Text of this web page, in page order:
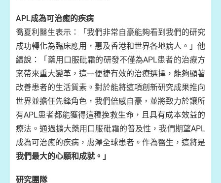
APL成為可治癒的疾病
喬夏利醫生表示：「我們非常自豪能夠看到我們的研究
成功轉化為臨床應用，惠及香港和世界各地病人。」他
續說：「藥用口服砒霜的研發不僅為APL患者的治療方
案帶來重大變革，這一便捷有效的治療選擇，能夠顯著
改善患者的生活質素。對於能將這項創新研究成果推向
世界並擔任先鋒角色，我們倍感自豪，並將致力於讓所
有APL患者都能獲得這種挽救生命，且具有成本效益的
療法。通過擴大藥用口服砒霜的普及性，我們期望APL
成為可治癒的疾病，惠澤全球患者。作為醫生，這將是
我們最大的心願和成就。」
研究團隊